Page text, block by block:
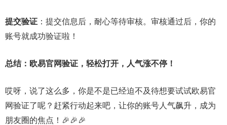
提交验证 ：提交信息后，耐心等待审核。审核通过后，你的
账号就成功验证啦！
总结：欧易官网验证，轻松打开，人气涨不停！
哎呀，说了这么多，你是不是已经迫不及待想要试试欧易官
网验证了呢？赶紧行动起来吧，让你的账号人气飙升，成为
朋友圈的焦点！🎉🎉🎉